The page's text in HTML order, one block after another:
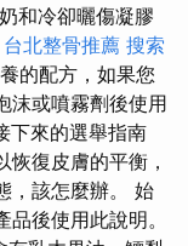
和冷卻曬傷凝膠
台北整骨推薦 搜索
的配方，如果您
沫或噴霧劑後使用
下來的選舉指南
復皮膚的平衡，
，該怎麼辦。 始
後使用此說明。